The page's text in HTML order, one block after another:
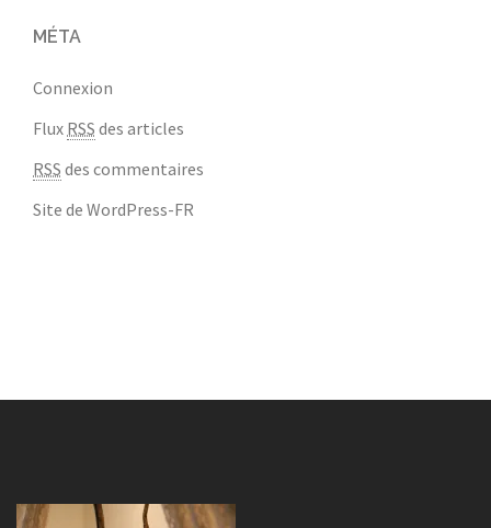
MÉTA
Connexion
Flux RSS des articles
RSS des commentaires
Site de WordPress-FR